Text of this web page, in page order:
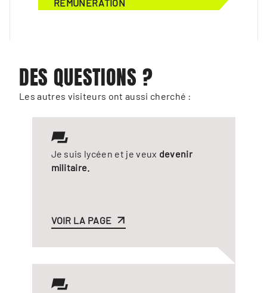
RÉMUNÉRATION
DES QUESTIONS ?
Les autres visiteurs ont aussi cherché :
Je suis lycéen et je veux devenir
militaire.
VOIR LA PAGE